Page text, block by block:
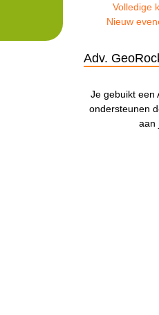
Volledige
Nieuw
Adv.
Je gebuikt een
ondersteunen
aan